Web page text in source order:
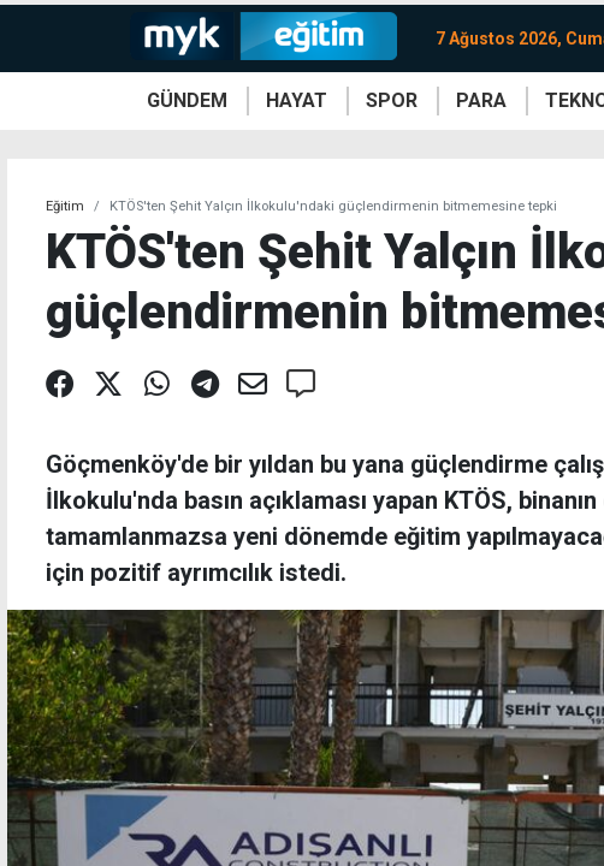
7 Ağustos 2026,
GÜNDEM HAYAT SPOR PARA
Eğitim KTÖS'ten Şehit Yalçın İlkokulu'ndaki güçlendirmenin bitmemesine tepki
KTÖS'ten Şehit Yalçın
güçlendirmenin
Göçmenköy'de bir yıldan bu yana güçlendirme
İlkokulu'nda basın açıklaması yapan KTÖS,
tamamlanmazsa yeni dönemde eğitim
için pozitif ayrımcılık istedi.